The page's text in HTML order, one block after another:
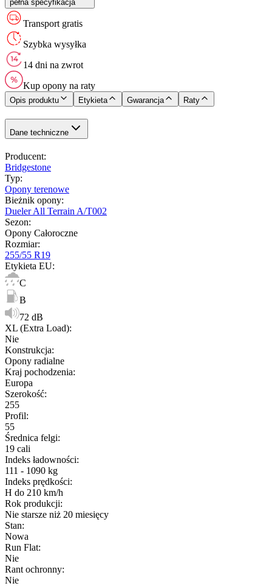
pełna specyfikacja
Transport gratis
Szybka wysyłka
14 dni na zwrot
Kup opony na raty
Opis produktu Etykieta Gwarancja Raty
Dane techniczne
Producent:
Bridgestone
Typ:
Opony terenowe
Bieżnik opony:
Dueler All Terrain A/T002
Sezon:
Opony Całoroczne
Rozmiar:
255/55 R19
Etykieta EU:
C
B
72 dB
XL (Extra Load):
Nie
Konstrukcja:
Opony radialne
Kraj pochodzenia:
Europa
Szerokość:
255
Profil:
55
Średnica felgi:
19 cali
Indeks ładowności:
111 - 1090 kg
Indeks prędkości:
H do 210 km/h
Rok produkcji:
Nie starsze niż 20 miesięcy
Stan:
Nowa
Run Flat:
Nie
Rant ochronny:
Nie